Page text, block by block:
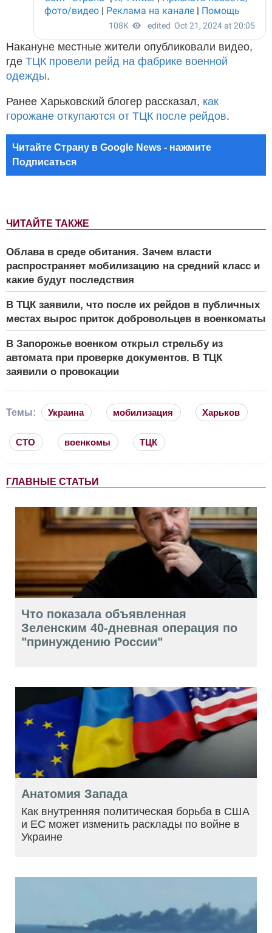
ЧИТАЙТЕ ТАКЖЕ
Облава в среде обитания. Зачем власти
распространяет мобилизацию на средний класс и
какие будут последствия
В ТЦК заявили, что после их рейдов в публичных
местах вырос приток добровольцев в военкоматы
В Запорожье военком открыл стрельбу из
автомата при проверке документов. В ТЦК
заявили о провокации
Накануне местные жители опубликовали видео,
где ТЦК провели рейд на фабрике военной
одежды.
Ранее Харьковский блогер рассказал, как
горожане откупаются от ТЦК после рейдов.
Читайте Страну в Google News - нажмите
Подписаться
Темы: Украина мобилизация Харьков
СТО военкомы ТЦК
ГЛАВНЫЕ СТАТЬИ
Что показала объявленная
Зеленским 40-дневная операция по
"принуждению России"
Анатомия Запада
Как внутренняя политическая борьба в США
и ЕС может изменить расклады по войне в
Украине